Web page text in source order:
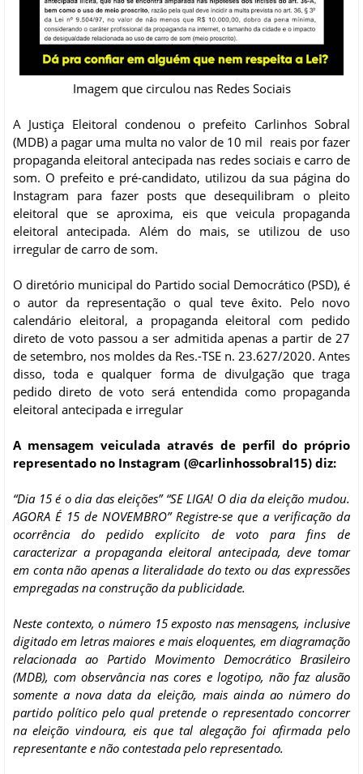
Imagem que circulou nas Redes Sociais
A Justiça Eleitoral condenou o prefeito Carlinhos Sobral
(MDB) a pagar uma multa no valor de 10 mil reais por fazer
propaganda eleitoral antecipada nas redes sociais e carro de
som. O prefeito e pré-candidato, utilizou da sua página do
Instagram para fazer posts que desequilibram o pleito
eleitoral que se aproxima, eis que veicula propaganda
eleitoral antecipada. Além do mais, se utilizou de uso
irregular de carro de som.
O diretório municipal do Partido social Democrático (PSD), é
o autor da representação o qual teve êxito. Pelo novo
calendário eleitoral, a propaganda eleitoral com pedido
direto de voto passou a ser admitida apenas a partir de 27
de setembro, nos moldes da Res.-TSE n. 23.627/2020. Antes
disso, toda e qualquer forma de divulgação que traga
pedido direto de voto será entendida como propaganda
eleitoral antecipada e irregular
A mensagem veiculada através de perfil do próprio
representado no Instagram (@carlinhossobral15) diz:
“Dia 15 é o dia das eleições” “SE LIGA! O dia da eleição mudou.
AGORA É 15 de NOVEMBRO” Registre-se que a verificação da
ocorrência do pedido explícito de voto para fins de
caracterizar a propaganda eleitoral antecipada, deve tomar
em conta não apenas a literalidade do texto ou das expressões
empregadas na construção da publicidade.
Neste contexto, o número 15 exposto nas mensagens, inclusive
digitado em letras maiores e mais eloquentes, em diagramação
relacionada ao Partido Movimento Democrático Brasileiro
(MDB), com observância nas cores e logotipo, não faz alusão
somente a nova data da eleição, mais ainda ao número do
partido político pelo qual pretende o representado concorrer
na eleição vindoura, eis que tal alegação foi afirmada pelo
representante e não contestada pelo representado.